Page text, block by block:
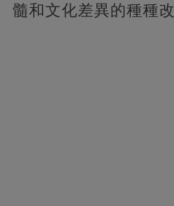
髓和文化差異的種種改